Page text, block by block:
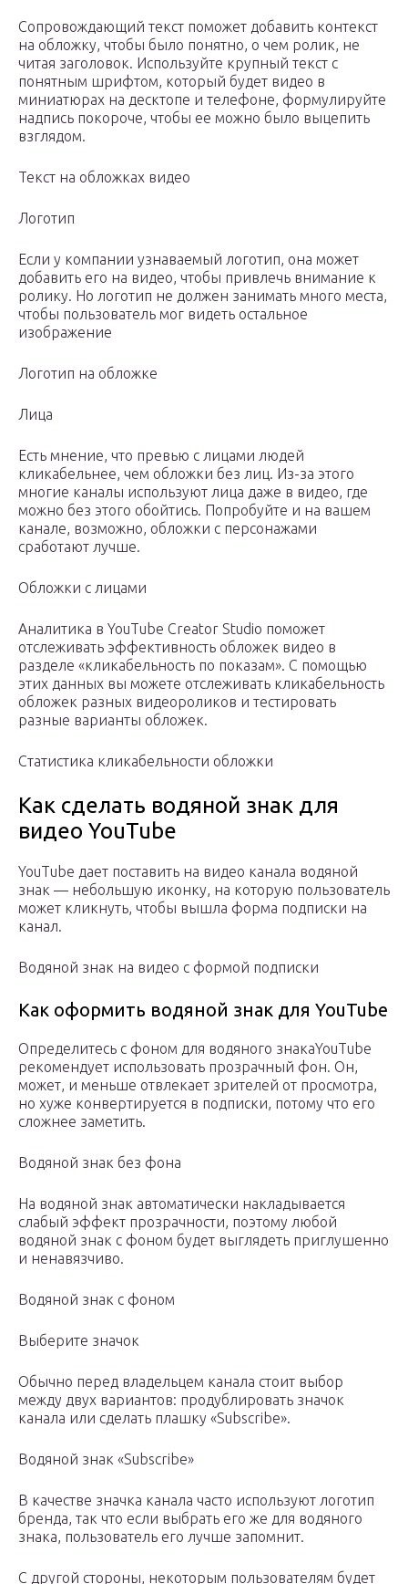
Сопровождающий текст поможет добавить контекст
на обложку, чтобы было понятно, о чем ролик, не
читая заголовок. Используйте крупный текст с
понятным шрифтом, который будет видео в
миниатюрах на десктопе и телефоне, формулируйте
надпись покороче, чтобы ее можно было выцепить
взглядом.
Текст на обложках видео
Логотип
Если у компании узнаваемый логотип, она может
добавить его на видео, чтобы привлечь внимание к
ролику. Но логотип не должен занимать много места,
чтобы пользователь мог видеть остальное
изображение
Логотип на обложке
Лица
Есть мнение, что превью с лицами людей
кликабельнее, чем обложки без лиц. Из-за этого
многие каналы используют лица даже в видео, где
можно без этого обойтись. Попробуйте и на вашем
канале, возможно, обложки с персонажами
сработают лучше.
Обложки с лицами
Аналитика в YouTube Creator Studio поможет
отслеживать эффективность обложек видео в
разделе «кликабельность по показам». С помощью
этих данных вы можете отслеживать кликабельность
обложек разных видеороликов и тестировать
разные варианты обложек.
Статистика кликабельности обложки
Как сделать водяной знак для
видео YouTube
YouTube дает поставить на видео канала водяной
знак — небольшую иконку, на которую пользователь
может кликнуть, чтобы вышла форма подписки на
канал.
Водяной знак на видео с формой подписки
Как оформить водяной знак для YouTube
Определитесь с фоном для водяного знакаYouTube
рекомендует использовать прозрачный фон. Он,
может, и меньше отвлекает зрителей от просмотра,
но хуже конвертируется в подписки, потому что его
сложнее заметить.
Водяной знак без фона
На водяной знак автоматически накладывается
слабый эффект прозрачности, поэтому любой
водяной знак с фоном будет выглядеть приглушенно
и ненавязчиво.
Водяной знак с фоном
Выберите значок
Обычно перед владельцем канала стоит выбор
между двух вариантов: продублировать значок
канала или сделать плашку «Subscribe».
Водяной знак «Subscribe»
В качестве значка канала часто используют логотип
бренда, так что если выбрать его же для водяного
знака, пользователь его лучше запомнит.
С другой стороны, некоторым пользователям будет